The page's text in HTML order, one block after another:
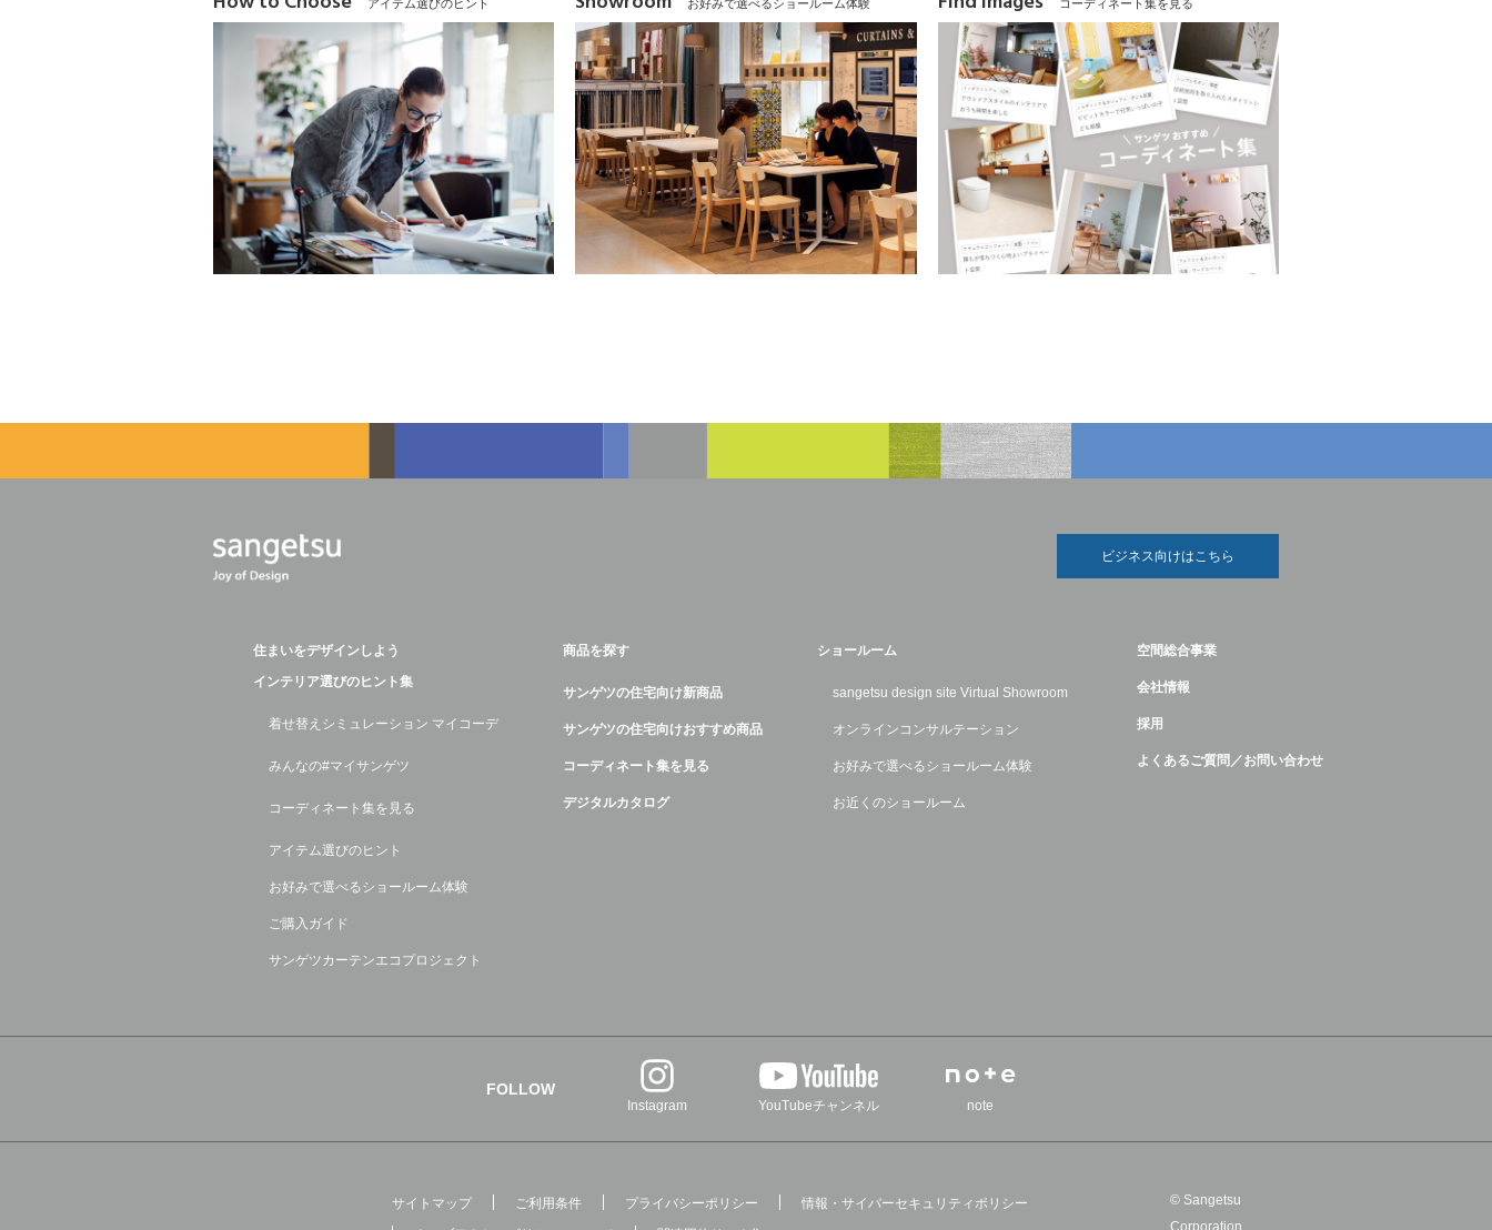
アイテム選びのヒント お好みで選べるショールーム体験 コーディネート集を見る
ビジネス向けはこちら
住まいをデザインしよう
インテリア選びのヒント集
着せ替えシミュレーション マイコーデ
みんなの#マイサンゲツ
コーディネート集を見る
アイテム選びのヒント
お好みで選べるショールーム体験
ご購入ガイド
サンゲツカーテンエコプロジェクト
商品を探す
サンゲツの住宅向け新商品
サンゲツの住宅向けおすすめ商品
コーディネート集を見る
デジタルカタログ
ショールーム
sangetsu design site Virtual Showroom
オンラインコンサルテーション
お好みで選べるショールーム体験
お近くのショールーム
空間総合事業
会社情報
採用
よくあるご質問／お問い合わせ
FOLLOW
Instagram YouTubeチャンネル note
サイトマップ ご利用条件 プライバシーポリシー
情報・サイバーセキュリティポリシー
© Sangetsu
Corporation